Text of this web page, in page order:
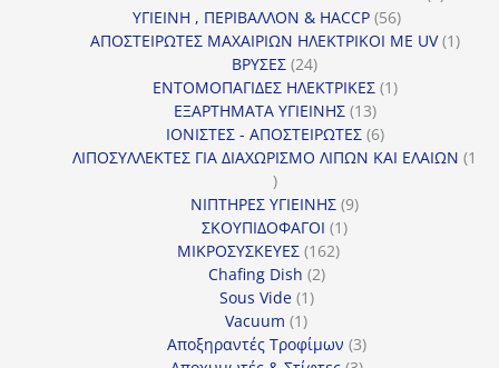
ΥΓΙΕΙΝΗ , ΠΕΡΙΒΑΛΛΟΝ & HACCP 5656
προϊόντα
ΑΠΟΣΤΕΙΡΩΤΕΣ ΜΑΧΑΙΡΙΩΝ ΗΛΕΚΤΡΙΚΟΙ ΜΕ UV 11
ΒΡΥΣΕΣ 2424
προϊόντα
ΕΝΤΟΜΟΠΑΓΙΔΕΣ ΗΛΕΚΤΡΙΚΕΣ 11
ΕΞΑΡΤΗΜΑΤΑ ΥΓΙΕΙΝΗΣ 1313
προϊόντα
ΙΟΝΙΣΤΕΣ - ΑΠΟΣΤΕΙΡΩΤΕΣ 66
προϊόντα
ΛΙΠΟΣΥΛΛΕΚΤΕΣ ΓΙΑ ΔΙΑΧΩΡΙΣΜΟ ΛΙΠΩΝ ΚΑΙ ΕΛΑΙΩΝ 1
1
προϊόν
ΝΙΠΤΗΡΕΣ ΥΓΙΕΙΝΗΣ 99
ΣΚΟΥΠΙΔΟΦΑΓΟΙ 11
ΜΙΚΡΟΣΥΣΚΕΥΕΣ 162162
Chafing Dish 22
Sous Vide 11
Vacuum 11
προϊόν
Αποξηραντές Τροφίμων 33